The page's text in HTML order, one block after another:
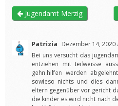
Jugendamt Merzig
Patrizia Dezember 14, 2020
Bei uns versucht das
entziehen mit teilweisse
gehn.hilfen werden
sowieso nichts und dies
eltern gegenüber vor gericht
die kinder es wird nicht nach